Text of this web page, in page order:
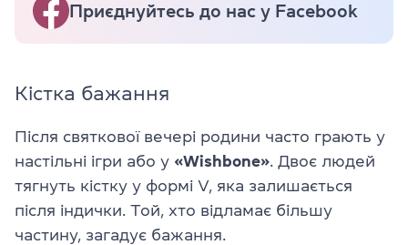
Приєднуйтесь до нас у Facebook
Кістка бажання
Після святкової вечері родини часто грають у
настільні ігри або у «Wishbone». Двоє людей
тягнуть кістку у формі V, яка залишається
після індички. Той, хто відламає більшу
частину, загадує бажання.